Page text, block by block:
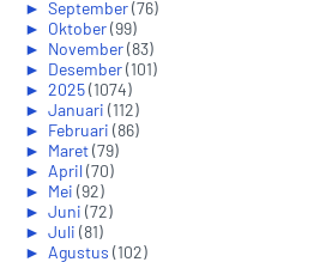
► September(76)
► Oktober(99)
► November(83)
► Desember(101)
► 2025(1074)
► Januari (112)
► Februari (86)
► Maret(79)
► April(70)
► Mei (92)
► Juni (72)
► Juli (81)
► Agustus (102)